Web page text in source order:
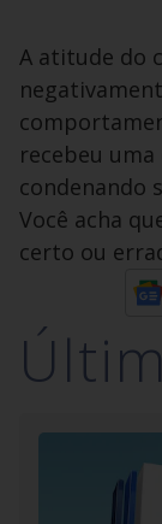
A atitude do
recebeu
condenando
Você acha
certo ou